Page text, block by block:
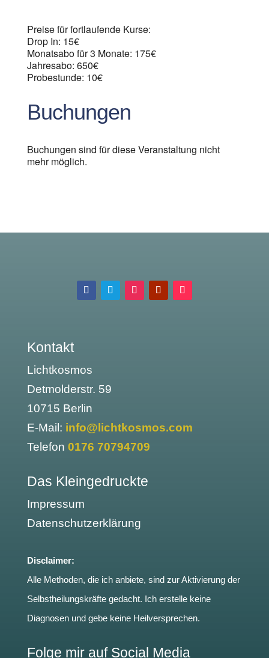
Preise für fortlaufende Kurse:
Drop In: 15€
Monatsabo für 3 Monate: 175€
Jahresabo: 650€
Probestunde: 10€
Buchungen
Buchungen sind für diese Veranstaltung nicht
mehr möglich.
Kontakt
Lichtkosmos
Detmolderstr. 59
10715 Berlin
E-Mail: info@lichtkosmos.com
Telefon 0176 70794709
Das Kleingedruckte
Impressum
Datenschutzerklärung
Disclaimer:
Alle Methoden, die ich anbiete, sind zur Aktivierung der
Selbstheilungskräfte gedacht. Ich erstelle keine
Diagnosen und gebe keine Heilversprechen.
Folge mir auf Social Media